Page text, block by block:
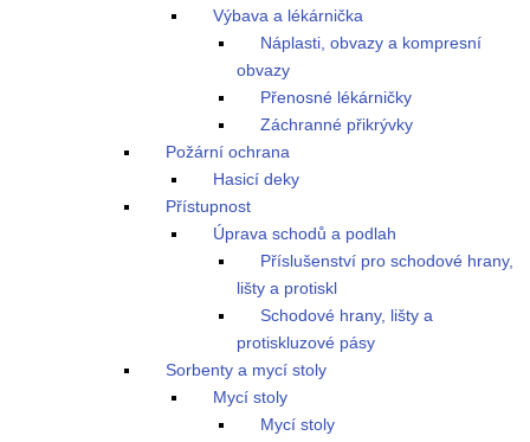
Výbava a lékárnička
Náplasti, obvazy a kompresní
obvazy
Přenosné lékárničky
Záchranné přikrývky
Požární ochrana
Hasicí deky
Přístupnost
Úprava schodů a podlah
Příslušenství pro schodové hrany,
lišty a protiskl
Schodové hrany, lišty a
protiskluzové pásy
Sorbenty a mycí stoly
Mycí stoly
Mycí stoly